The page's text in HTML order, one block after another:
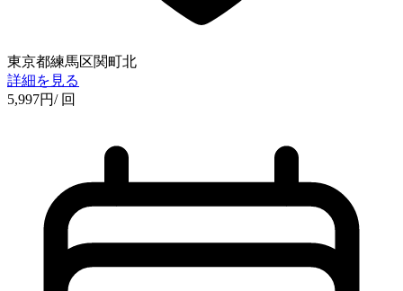
東京都練馬区関町北
詳細を見る
5,997円/ 回